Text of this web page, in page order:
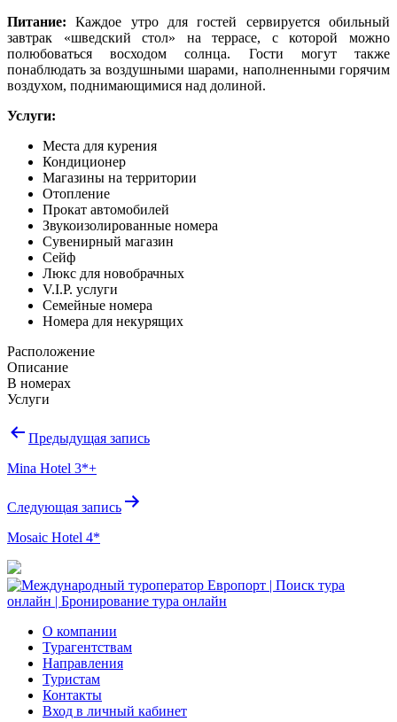
Питание: Каждое утро для гостей сервируется обильный
завтрак «шведский стол» на террасе, с которой можно
полюбоваться восходом солнца. Гости могут также
понаблюдать за воздушными шарами, наполненными горячим
воздухом, поднимающимися над долиной.
Услуги:
Места для курения
Кондиционер
Магазины на территории
Отопление
Прокат автомобилей
Звукоизолированные номера
Сувенирный магазин
Сейф
Люкс для новобрачных
V.I.P. услуги
Семейные номера
Номера для некурящих
Расположение
Описание
В номерах
Услуги
Навигация
записям
Предыдущая запись
Mina Hotel 3*+
Следующая запись
Mosaic Hotel 4*
О компании
Турагентствам
Направления
Туристам
Контакты
Вход в личный кабинет